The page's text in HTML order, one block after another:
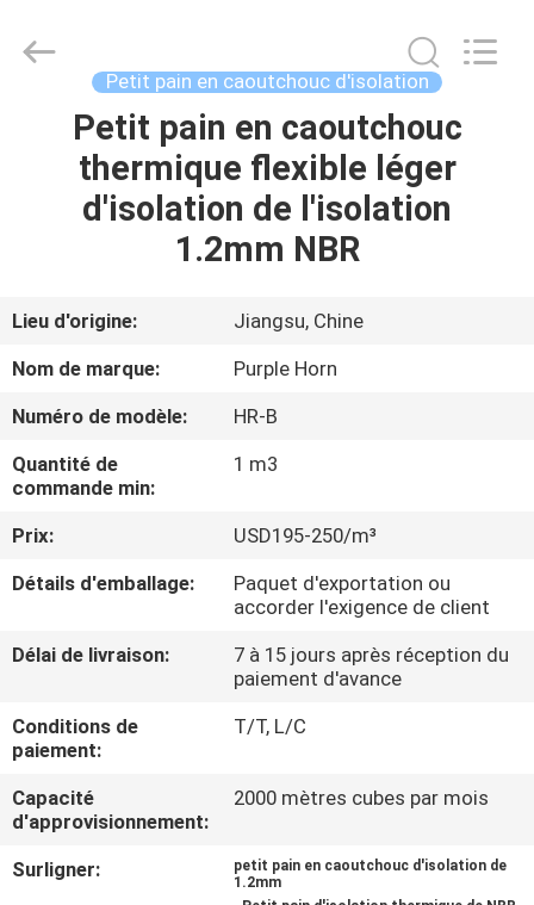
MAISON
PRODUITS
SUJET
DE
NOUS
VISITE
D'USINE
CONTRÔLE
QUALITÉ
CONTACTEZ-
NOUS
BLOGS
Commerce
Petit pain en caoutchouc d'isolation
Petit pain en caoutchouc
thermique flexible léger
d'isolation de l'isolation
1.2mm NBR
Lieu d'origine:
Jiangsu, Chine
Nom de marque:
Purple Horn
Numéro de modèle:
HR-B
Quantité de
commande min:
1 m3
Prix:
USD195-250/m³
Détails d'emballage:
Paquet d'exportation ou
accorder l'exigence de client
Délai de livraison:
7 à 15 jours après réception du
paiement d'avance
Conditions de
paiement:
T/T, L/C
Capacité
d'approvisionnement:
2000 mètres cubes par mois
Surligner:
petit pain en caoutchouc d'isolation de
1.2mm